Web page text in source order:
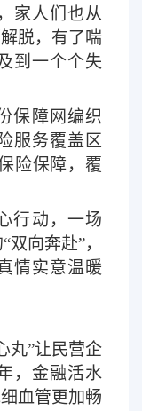
家人们也从
脱，有了喘
到一个个失
保障网编织
服务覆盖区
险保障，覆
行动，一场
“双向奔赴”，
情实意温暖
丸”让民营企
，金融活水
血管更加畅